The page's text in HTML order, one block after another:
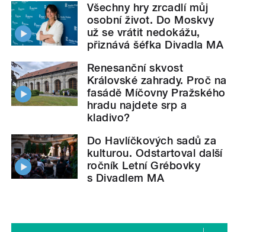
Všechny hry zrcadlí můj
osobní život. Do Moskvy
už se vrátit nedokážu,
přiznává šéfka Divadla MA
Renesanční skvost
Královské zahrady. Proč na
fasádě Míčovny Pražského
hradu najdete srp a
kladivo?
Do Havlíčkových sadů za
kulturou. Odstartoval další
ročník Letní Grébovky
s Divadlem MA